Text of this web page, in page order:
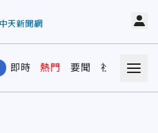
即時 熱門 要聞 社會 娛樂